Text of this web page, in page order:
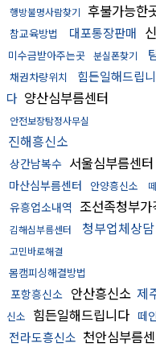
행방불명사람찾기 후불가능한
참교육방법
대포통장판매
미수금받아주는곳 분실폰찾기
채권차량위치 힘든일해드립
다 양산심부름센터
안전보장탐정사무실
진해흥신소
상간남복수 서울심부름센터
마산심부름센터 안양흥신소
유흥업소내역 조선족청부가
김해심부름센터 청부업체상담
고민바로해결
몸캠피싱해결방법
포항흥신소 안산흥신소 제
신소 힘든일해드립니다 떼
전라도흥신소 천안심부름